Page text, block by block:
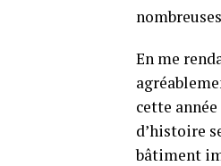
En me
cette
d’histoire
bâtiment